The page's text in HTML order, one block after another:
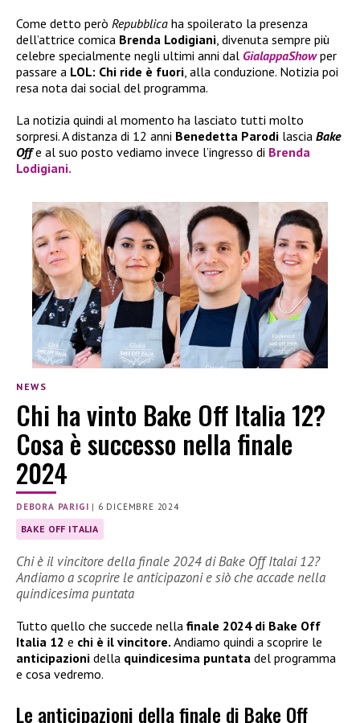
Come detto però Repubblica ha spoilerato la presenza
dell’attrice comica Brenda Lodigiani , divenuta sempre più
celebre specialmente negli ultimi anni dal GialappaShowper
passare a LOL: Chi ride è fuori , alla conduzione. Notizia poi
resa nota dai social del programma.
La notizia quindi al momento ha lasciato tutti molto
sorpresi. A distanza di 12 anni Benedetta Parodi lascia Bake
Offe al suo posto vediamo invece l’ingresso di Brenda
Lodigiani.
NEWS
Chi ha vinto Bake Off Italia 12?
Cosa è successo nella finale
2024
DEBORA PARIGI | 6 DICEMBRE 2024
BAKE OFF ITALIA
Chi è il vincitore della finale 2024 di Bake Off Italai 12?
Andiamo a scoprire le anticipazoni e siò che accade nella
quindicesima puntata
Tutto quello che succede nella finale 2024 di Bake Off
Italia 12 e chi è il vincitore. Andiamo quindi a scoprire le
anticipazioni della quindicesima puntata del programma
e cosa vedremo.
Le anticipazioni della finale di Bake Off